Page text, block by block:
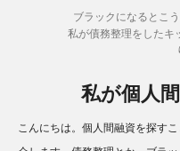
ブラックになるとこう
私が債務整理をしたキ
私が個人
こんにちは。個人間融資を探す